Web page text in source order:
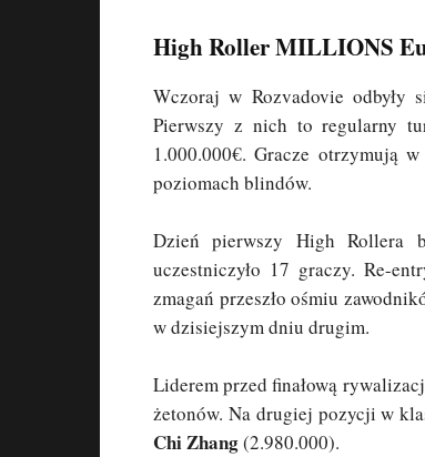
High Roller MILLIONS
Wczoraj w Rozvadovie odbyły
Pierwszy z nich to regularny
1.000.000€. Gracze otrzymują
poziomach blindów.
Dzień pierwszy High Rollera
uczestniczyło 17 graczy. Re-
zmagań przeszło ośmiu
w dzisiejszym dniu drugim.
Liderem przed finałową
żetonów. Na drugiej pozycji w
Chi Zhang(2.980.000).